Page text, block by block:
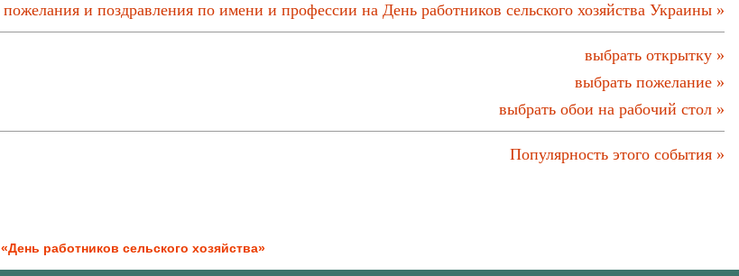
пожелания и поздравления по имени и профессии на День работников сельского хозяйства Украины »
выбрать открытку »
выбрать пожелание »
выбрать обои на рабочий стол »
Популярность этого события »
«День работников сельского хозяйства»